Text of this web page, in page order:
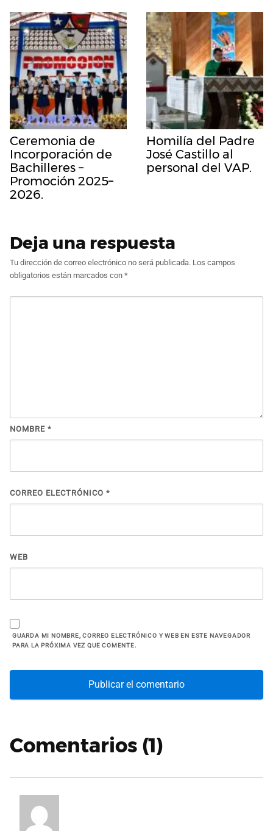
Ceremonia de
Incorporación de
Bachilleres –
Promoción 2025–
2026.
Homilía del Padre
José Castillo al
personal del VAP.
Deja una respuesta
Tu dirección de correo electrónico no será publicada. Los campos
obligatorios están marcados con *
NOMBRE *
CORREO ELECTRÓNICO *
WEB
GUARDA MI NOMBRE, CORREO ELECTRÓNICO Y WEB EN ESTE NAVEGADOR
PARA LA PRÓXIMA VEZ QUE COMENTE.
Comentarios (1)